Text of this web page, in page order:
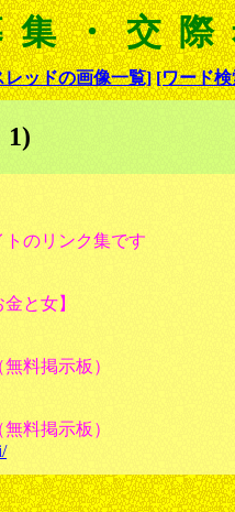
集・交
レッドの画像一覧] [ワード検
1)
のリンク集です
と女】
料掲示板）
料掲示板）